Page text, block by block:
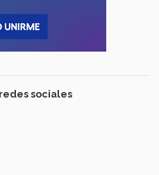
sociales